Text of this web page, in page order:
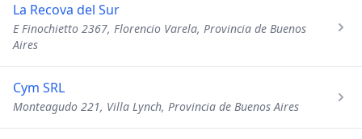
La Recova del Sur
E Finochietto 2367, Florencio Varela, Provincia de Buenos
Aires
Cym SRL
Monteagudo 221, Villa Lynch, Provincia de Buenos Aires